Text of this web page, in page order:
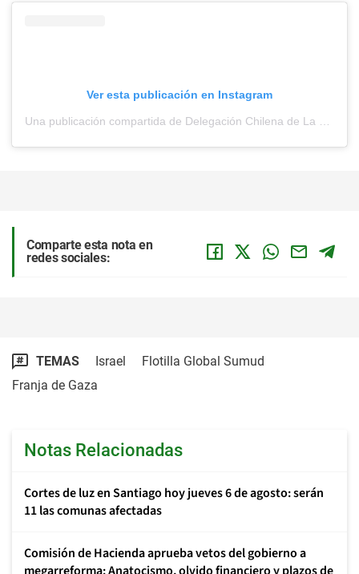
Ver esta publicación en Instagram
Comparte esta nota en
redes sociales:
TEMAS Israel
Flotilla Global Sumud
Franja de Gaza
Notas Relacionadas
Cortes de luz en Santiago hoy jueves 6 de agosto: serán
11 las comunas afectadas
Comisión de Hacienda aprueba vetos del gobierno a